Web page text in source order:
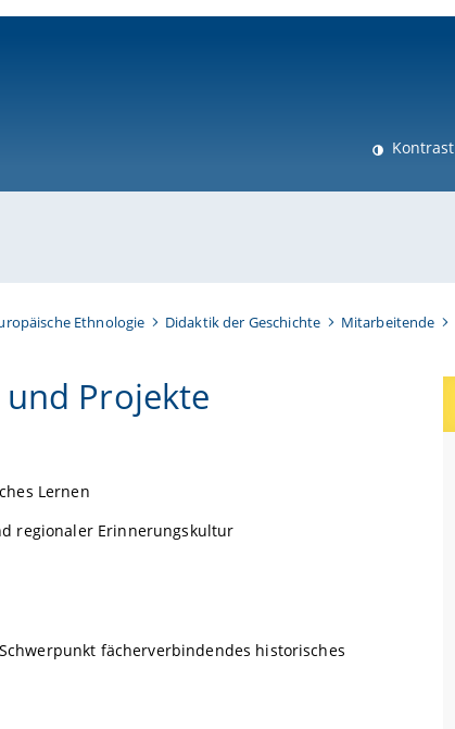
Kontrast
Ethnologie Didaktik der Geschichte Mitarbeitende
Projekte
Lernen
regionaler Erinnerungskultur
fächerverbindendes historisches